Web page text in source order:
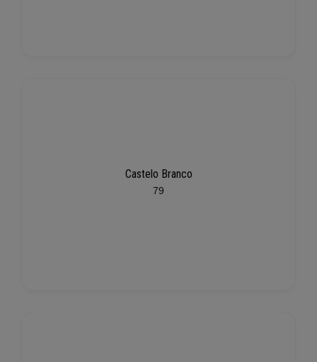
Castelo Branco
79